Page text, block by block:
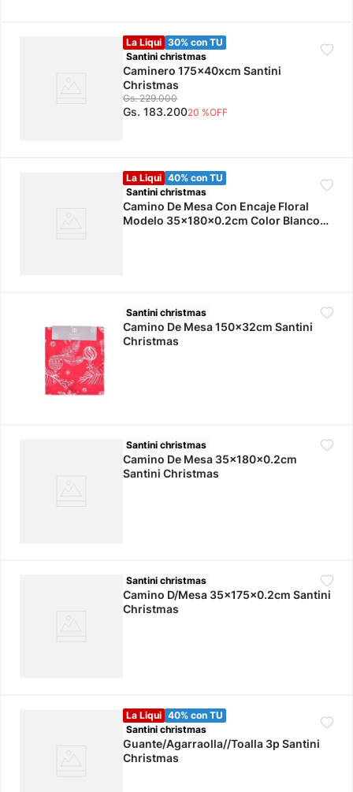
La Liqui 30% con TU
Santini christmas
Caminero 175x40xcm Santini
Christmas
Gs. 229.000
Gs. 183.20020 %OFF
La Liqui 40% con TU
Santini christmas
Camino De Mesa Con Encaje Floral
Modelo 35x180x0.2cm Color Blanco
Santini christmas
Camino De Mesa 150x32cm Santini
Christmas
Santini christmas
Camino De Mesa 35x180x0.2cm
Santini Christmas
Santini christmas
Camino D/Mesa 35x175x0.2cm Santini
Christmas
La Liqui 40% con TU
Santini christmas
Guante/Agarraolla//Toalla 3p Santini
Christmas